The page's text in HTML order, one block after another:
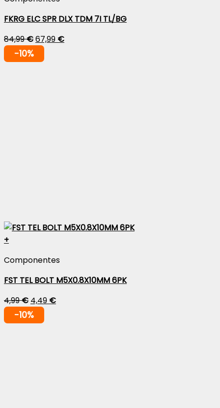
FKRG ELC SPR DLX TDM 7I TL/BG
84,99€67,99 €
-10%
+
Componentes
FST TEL BOLT M5X0.8X10MM 6PK
4,99€ 4,49 €
-10%